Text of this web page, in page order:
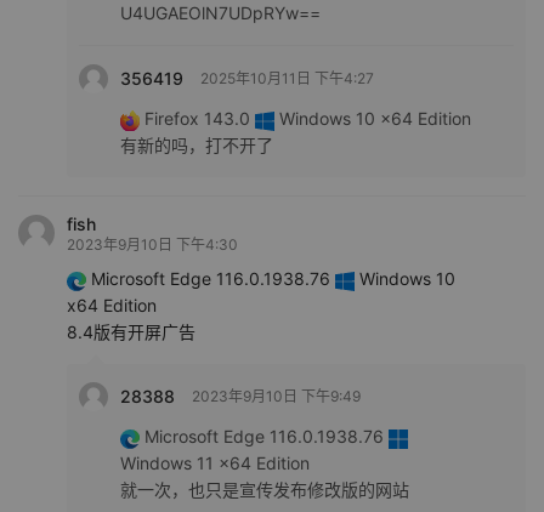
U4UGAEOlN7UDpRYw==
356419 2025年10月11日 下午4:27
Firefox 143.0
Windows 10 x64 Edition
有新的吗，打不开了
fish
2023年9月10日 下午4:30
Microsoft Edge 116.0.1938.76
Windows 10
x64 Edition
8.4版有开屏广告
28388 2023年9月10日 下午9:49
Microsoft Edge 116.0.1938.76
Windows 11 x64 Edition
就一次，也只是宣传发布修改版的网站